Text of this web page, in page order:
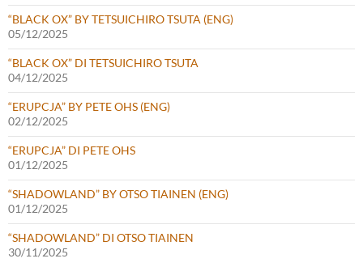
“BLACK OX” BY TETSUICHIRO TSUTA (ENG)
05/12/2025
“BLACK OX” DI TETSUICHIRO TSUTA
04/12/2025
“ERUPCJA” BY PETE OHS (ENG)
02/12/2025
“ERUPCJA” DI PETE OHS
01/12/2025
“SHADOWLAND” BY OTSO TIAINEN (ENG)
01/12/2025
“SHADOWLAND” DI OTSO TIAINEN
30/11/2025